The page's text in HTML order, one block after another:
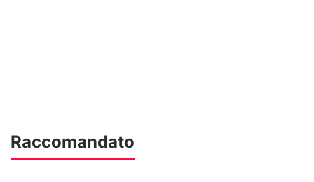
Raccomandato